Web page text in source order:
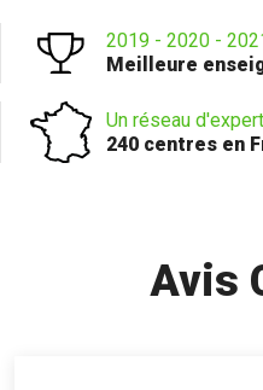
2019 - 2020 -
Meilleure
Un réseau
240 centres en
Avis